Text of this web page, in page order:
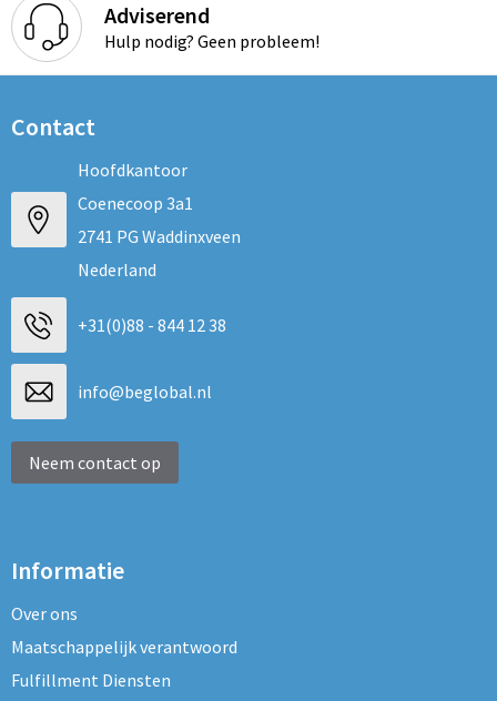
Adviserend
Hulp nodig? Geen probleem!
Contact
Hoofdkantoor
Coenecoop 3a1
2741 PG Waddinxveen
Nederland
+31(0)88 - 844 12 38
info@beglobal.nl
Neem contact op
Informatie
Over ons
Maatschappelijk verantwoord
Fulfillment Diensten